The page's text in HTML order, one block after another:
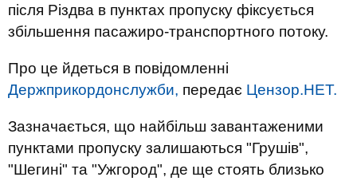
після Різдва в пунктах пропуску фіксується
збільшення пасажиро-транспортного потоку.
Про це йдеться в повідомленні
Держприкордонслужби, передає Цензор.НЕТ.
Зазначається, що найбільш завантаженими
пунктами пропуску залишаються "Грушів",
"Шегині" та "Ужгород", де ще стоять близько